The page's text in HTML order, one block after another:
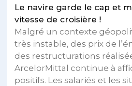
Le navire garde le cap et
vitesse de croisière !
Malgré un contexte
très instable, des prix de
des restructurations
ArcelorMittal continue à
positifs. Les salariés et les